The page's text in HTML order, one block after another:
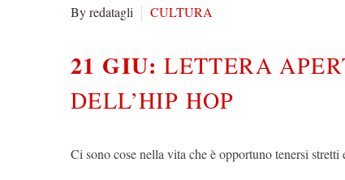
By redatagli CULTURA
21 GIU:LETTERA
DELL’HIP HOP
Ci sono cose nella vita che è opportuno tenersi